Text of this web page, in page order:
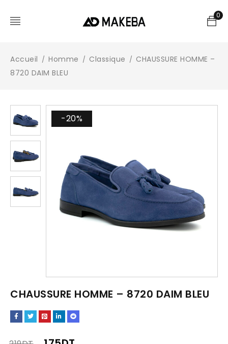
0
Accueil / Homme / Classique / CHAUSSURE HOMME –
8720 DAIM BLEU
-20%
CHAUSSURE HOMME – 8720 DAIM BLEU